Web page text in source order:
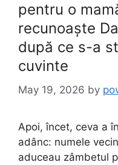
pentru o
recunoaște
după ce s-a
cuvinte
May 19, 2026 by
Apoi, încet, ceva a
adânc: numele
aduceau zâmbetul